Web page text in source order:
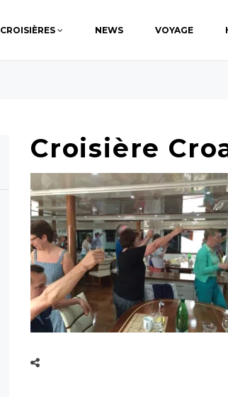
CROISIÈRES NEWS VOYAGE
Croisière